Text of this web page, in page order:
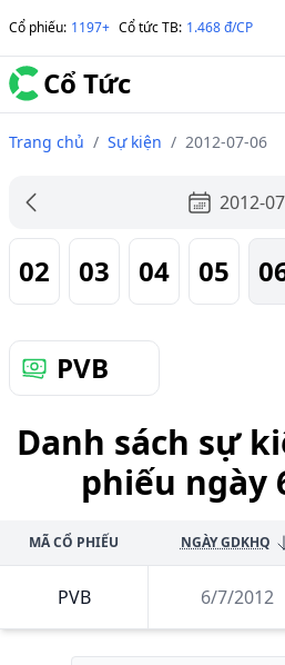
Cổ phiếu: 1197+ Cổ tức TB: 1.468 đ/CP
Cổ Tức
Trang chủ / Sự kiện / 2012-07-06
2012-
02 03 04 05
PVB
Danh sách sự
phiếu ngày
MÃ CỔ PHIẾU NGÀY GDKHQ
PVB 6/7/2012